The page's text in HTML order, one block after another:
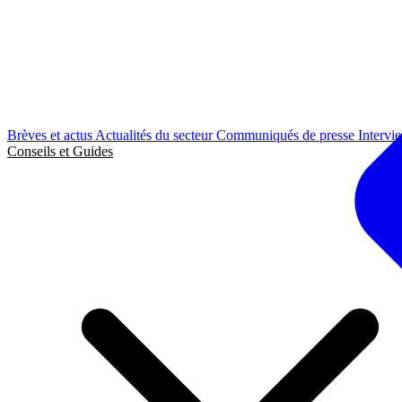
Brèves et actus Actualités du secteurCommuniqués de presse
Conseils et Guides